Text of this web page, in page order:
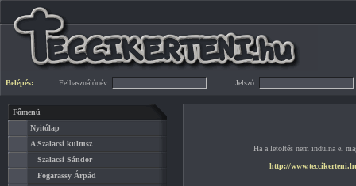
Belépés: Felhasználónév: Jelszó:
Főmenü
Nyitólap
A Szalacsi kultusz
Szalacsi Sándor
Fogarassy Árpád
Ha a letöltés nem indulna el
http://